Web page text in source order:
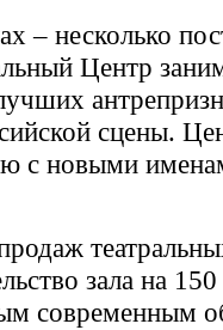
– несколько
Центр
сцены.
с новыми
зала на
современным